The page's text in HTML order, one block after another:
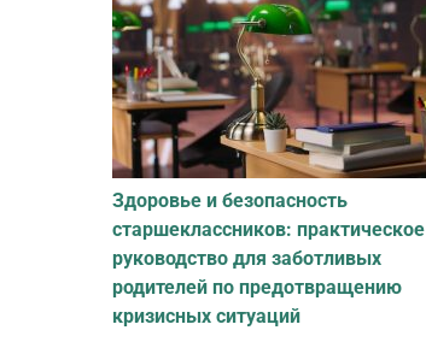
Здоровье и безопасность
старшеклассников: практическое
руководство для заботливых
родителей по предотвращению
кризисных ситуаций